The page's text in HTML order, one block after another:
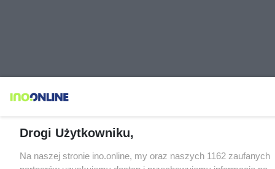
Drogi Użytkowniku,
Na naszej stronie ino.online, my oraz naszych 1162 zaufanych